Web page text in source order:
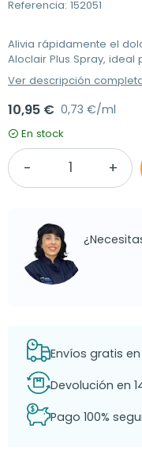
Referencia: 152051
Alivia rápidamente el
Aloclair Plus Spray,
Ver descripción
10,95 € 0,73 €/ml
En stock
Envíos gratis
Devolución en
Pago 100%